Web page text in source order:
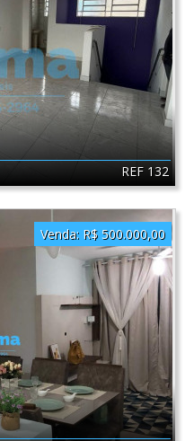
REF 132
Venda: R$ 500.000,00